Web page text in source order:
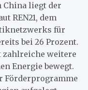
China liegt der
REN21, dem
für
bei 26 Prozent.
zahlreiche weitere
Energie bewegt.
Förderprogramme